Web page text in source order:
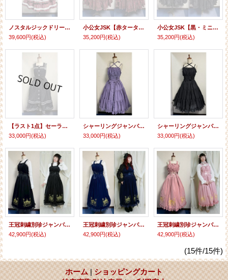
ノスタルジックドリーミィジャンパースカート【赤タータンチェック】
39,600円(税込)
小公女JSK【赤タータンチェック・ミニ丈、ロング丈】
35,200円(税込)
小公女JSK【黒・ミニ丈、ロング丈2種類】
35,200円(税込)
【ラスト1点】セーラーJSK【黒×白ライン】
33,000円(税込)
シャーリングジャンパースカート【ラベンダー・シフォン】
33,000円(税込)
シャーリングジャンパースカート【黒・シフォン】
33,000円(税込)
王冠刺繍別珍ジャンパースカート【黒】
42,900円(税込)
王冠刺繍別珍ジャンパースカート【紺】
42,900円(税込)
王冠刺繍別珍ジャンパースカート【ピンク】
42,900円(税込)
(15件/15件)
ホーム | ショッピングカート